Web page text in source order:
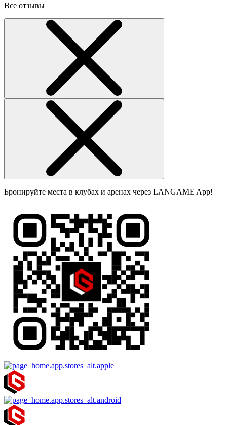
Все отзывы
Бронируйте места в клубах и аренах через LANGAME App!